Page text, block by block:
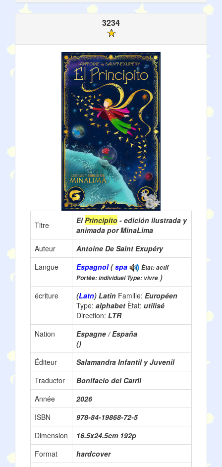
3234
Titre ElPrincipito - edición ilustrada y
animada por MinaLima
Auteur
Antoine De Saint Exupéry
Langue
Espagnol(spa
Ètat: actif
Portèe: individuel Type: vivre )
écriture
(Latn) Latin Famille: Européen
Type: alphabet Ètat: utilisé
Direction: LTR
Nation
Espagne / España
()
Éditeur
Salamandra Infantil y Juvenil
Traductor
Bonifacio del Carril
Année
2026
ISBN
978-84-19868-72-5
Dimension
16.5x24.5cm 192p
Format
hardcover